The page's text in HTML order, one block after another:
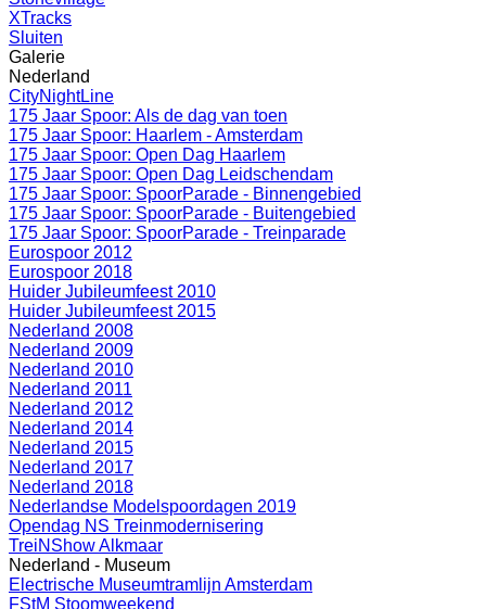
XTracks
Sluiten
Galerie
Nederland
CityNightLine
175 Jaar Spoor: Als de dag van toen
175 Jaar Spoor: Haarlem - Amsterdam
175 Jaar Spoor: Open Dag Haarlem
175 Jaar Spoor: Open Dag Leidschendam
175 Jaar Spoor: SpoorParade - Binnengebied
175 Jaar Spoor: SpoorParade - Buitengebied
175 Jaar Spoor: SpoorParade - Treinparade
Eurospoor 2012
Eurospoor 2018
Huider Jubileumfeest 2010
Huider Jubileumfeest 2015
Nederland 2008
Nederland 2009
Nederland 2010
Nederland 2011
Nederland 2012
Nederland 2014
Nederland 2015
Nederland 2017
Nederland 2018
Nederlandse Modelspoordagen 2019
Opendag NS Treinmodernisering
TreiNShow Alkmaar
Nederland - Museum
Electrische Museumtramlijn Amsterdam
FStM Stoomweekend